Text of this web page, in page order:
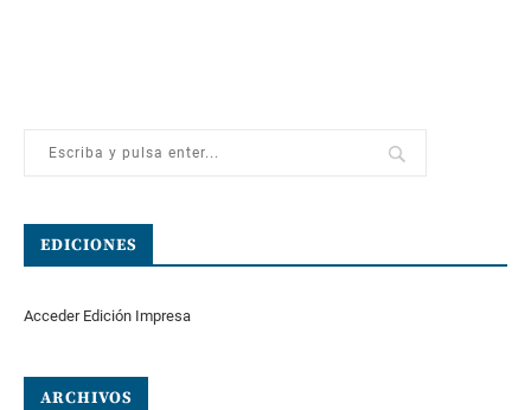
EDICIONES
Acceder Edición Impresa
ARCHIVOS